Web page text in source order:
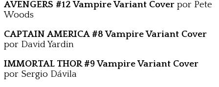
AVENGERS #12 Vampire Variant Cover por Pete
Woods
CAPTAIN AMERICA #8 Vampire Variant Cover
por David Yardin
IMMORTAL THOR #9 Vampire Variant Cover
por Sergio Dávila